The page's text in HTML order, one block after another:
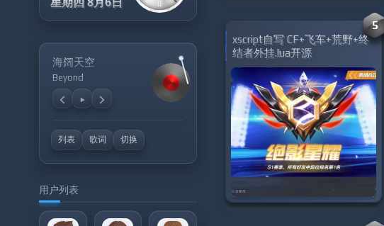
5
xscript自写 CF+飞车+荒野+终
结者外挂.lua开源
海阔天空
Beyond
列表 歌词 切换
用户列表